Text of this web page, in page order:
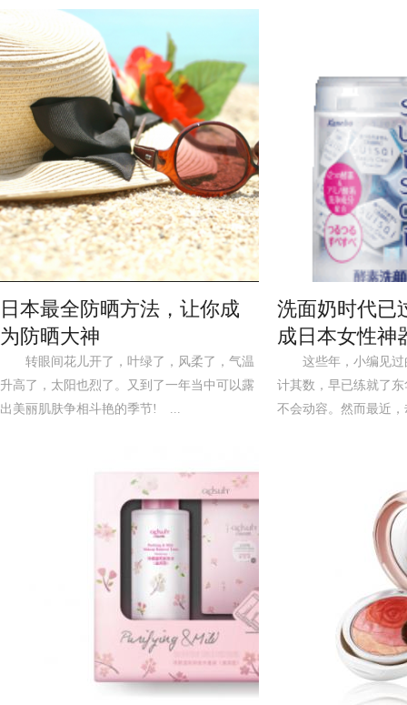
日本最全防晒方法，让你成
为防晒大神
转眼间花儿开了，叶绿了，风柔了，气温
升高了，太阳也烈了。又到了一年当中可以露
出美丽肌肤争相斗艳的季节! ...
洗面奶时代已
成日本女性神
这些年，小编见过
计其数，早已练就了
不会动容。然而最近